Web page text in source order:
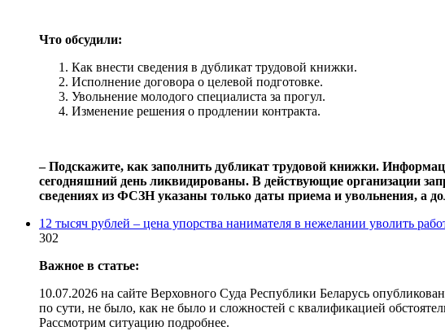
Что обсудили:
Как внести сведения в дубликат трудовой книжки.
Исполнение договора о целевой подготовке.
Увольнение молодого специалиста за прогул.
Изменение решения о продлении контракта.
‒ Подскажите, как заполнить дубликат трудовой книжки.
сегодняшний день ликвидированы. В действующие организации
сведениях из ФСЗН указаны только даты приема и увольнения, а
12 тысяч рублей – цена упорства нанимателя в нежелании уволить
302
Важное в статье:
10.07.2026 на сайте Верховного Суда Республики Беларусь
по сути, не было, как не было и сложностей с квалификацией
Рассмотрим ситуацию подробнее.